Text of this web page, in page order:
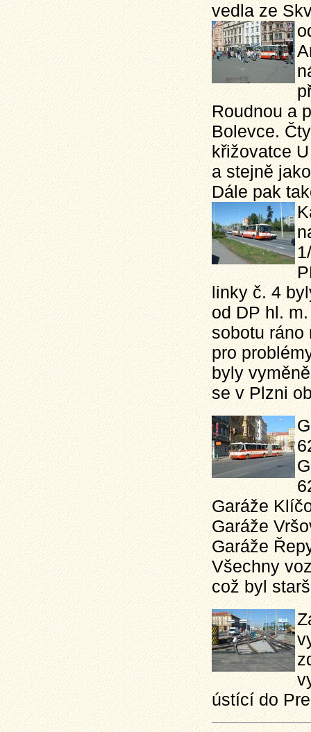
vedla ze
Roudnou a
Bolevce.
křižovatce
a stejně
Dále pak
linky č. 4
od DP hl.
sobotu ráno
pro
byly
se v Plzni
Garáže
Garáže
Garáže
Všechny
což byl
ústící do